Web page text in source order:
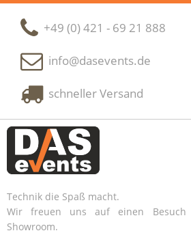
+49 (0) 421 - 69 21 888
info@dasevents.de
schneller Versand
Technik die Spaß macht.
Wir freuen uns auf einen
Showroom.